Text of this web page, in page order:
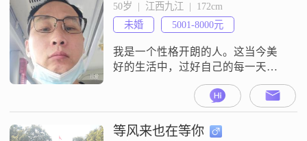
50岁  |  江西九江  |  172cm
未婚
5001-8000元
我是一个性格开朗的人。这当今美
好的生活中，过好自己的每一天，
等风来也在等你